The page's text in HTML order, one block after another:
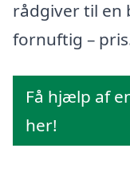
rådgiver til en
fornuftig –
Få hjælp af
her!